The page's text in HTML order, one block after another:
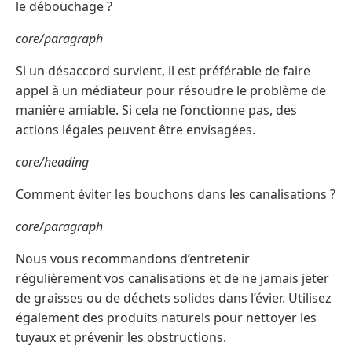
le débouchage ?
core/paragraph
Si un désaccord survient, il est préférable de faire
appel à un médiateur pour résoudre le problème de
manière amiable. Si cela ne fonctionne pas, des
actions légales peuvent être envisagées.
core/heading
Comment éviter les bouchons dans les canalisations ?
core/paragraph
Nous vous recommandons d’entretenir
régulièrement vos canalisations et de ne jamais jeter
de graisses ou de déchets solides dans l’évier. Utilisez
également des produits naturels pour nettoyer les
tuyaux et prévenir les obstructions.